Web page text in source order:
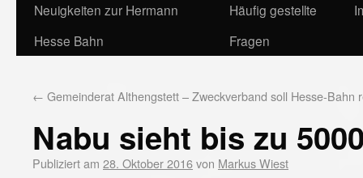
Neuigkeiten zur Hermann
Hesse Bahn
Häufig gestellte
Fragen
← Gemeinderat Althengstett – Zweckverband soll Hesse-Bahn
Nabu sieht bis zu
Publiziert am 28. Oktober 2016von Markus Wiest